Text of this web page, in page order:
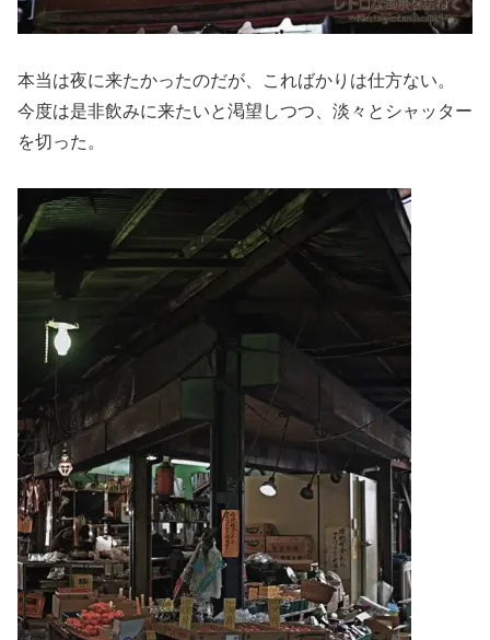
本当は夜に来たかったのだが、こればかりは仕方ない。
今度は是非飲みに来たいと渇望しつつ、淡々とシャッター
を切った。